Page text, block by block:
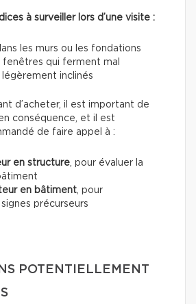
à surveiller lors d’une visite :
les murs ou les fondations
fenêtres qui ferment mal
légèrement inclinés
d’acheter, il est important de
conséquence, et il est
de faire appel à :
en structure, pour évaluer la
en bâtiment, pour
précurseurs
POTENTIELLEMENT